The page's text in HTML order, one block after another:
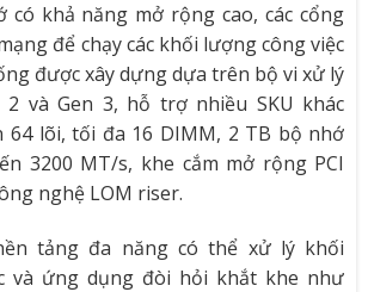
có khả năng mở rộng cao, các cổng
để chạy các khối lượng công việc
được xây dựng dựa trên bộ vi xử lý
2 và Gen 3, hỗ trợ nhiều SKU khác
64 lõi, tối đa 16 DIMM, 2 TB bộ nhớ
3200 MT/s, khe cắm mở rộng PCI
nghệ LOM riser.
tảng đa năng có thể xử lý khối
và ứng dụng đòi hỏi khắt khe như